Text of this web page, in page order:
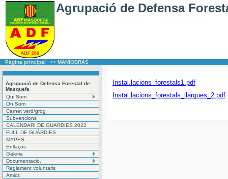
Agrupació de Defensa
Pàgina principal >> MANIOBRAS
Agrupació de Defensa Forestal de
Masquefa
Qui Som
On Som
Carnet verd/grog
Subvencions
CALENDARI DE GUARDIES 2022
FULL DE GUÀRDIES
MAPES
Enllaços
Galeria
Documentació.
Reglament voluntaris
Amics
Instal.lacions_forestals1.pdf
Instal.lacions_forestals_llargues_2.pdf